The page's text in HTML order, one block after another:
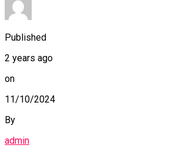
Published
2 years ago
on
11/10/2024
By
admin